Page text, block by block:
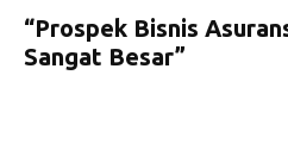
“Prospek Bisnis
Sangat Besar”